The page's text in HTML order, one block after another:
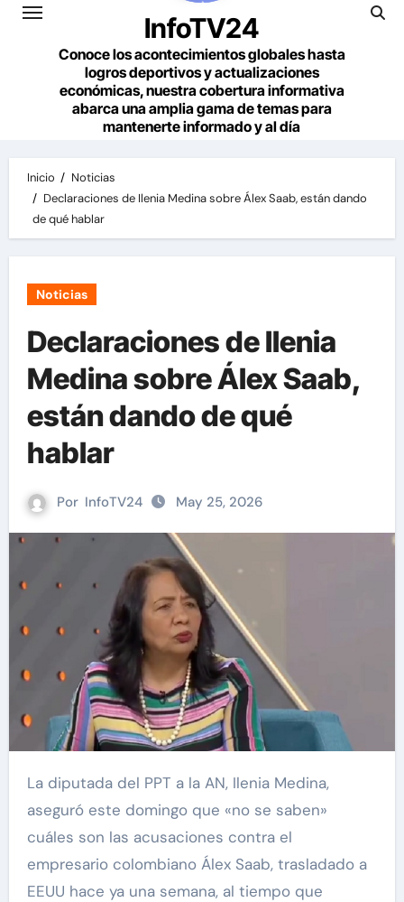
InfoTV24
Conoce los acontecimientos globales hasta
logros deportivos y actualizaciones
económicas, nuestra cobertura informativa
abarca una amplia gama de temas para
mantenerte informado y al día
Inicio
Noticias
Declaraciones de Ilenia Medina sobre Álex Saab, están dando
de qué hablar
Noticias
Declaraciones de Ilenia
Medina sobre Álex Saab,
están dando de qué
hablar
Por InfoTV24 May 25, 2026
La diputada del PPT a la AN, Ilenia Medina,
aseguró este domingo que «no se saben»
cuáles son las acusaciones contra el
empresario colombiano Álex Saab, trasladado a
EEUU hace ya una semana, al tiempo que